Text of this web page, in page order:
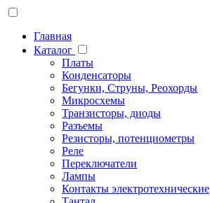
Главная
Каталог
Платы
Конденсаторы
Бегунки, Струны, Реохорды
Микросхемы
Транзисторы, диоды
Разъемы
Резисторы, потенциометры
Реле
Переключатели
Лампы
Контакты электротехнические